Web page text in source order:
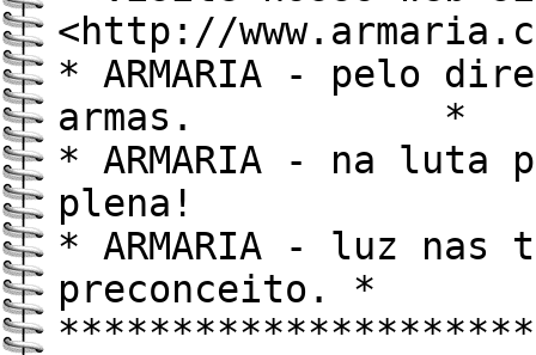
<http://
* ARMARIA - pelo
armas. *
* ARMARIA - na luta
plena!
* ARMARIA - luz nas
preconceito. *